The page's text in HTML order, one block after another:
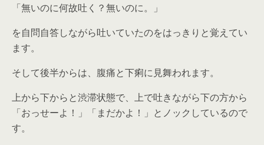
「無いのに何故吐く？無いのに。」
を自問自答しながら吐いていたのをはっきりと覚えてい
ます。
そして後半からは、腹痛と下痢に見舞われます。
上から下からと渋滞状態で、上で吐きながら下の方から
「おっせーよ！」「まだかよ！」とノックしているので
す。